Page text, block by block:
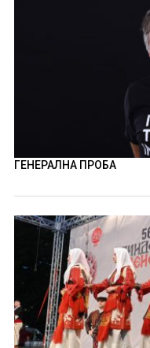
ГЕНЕРАЛНА ПРОБА